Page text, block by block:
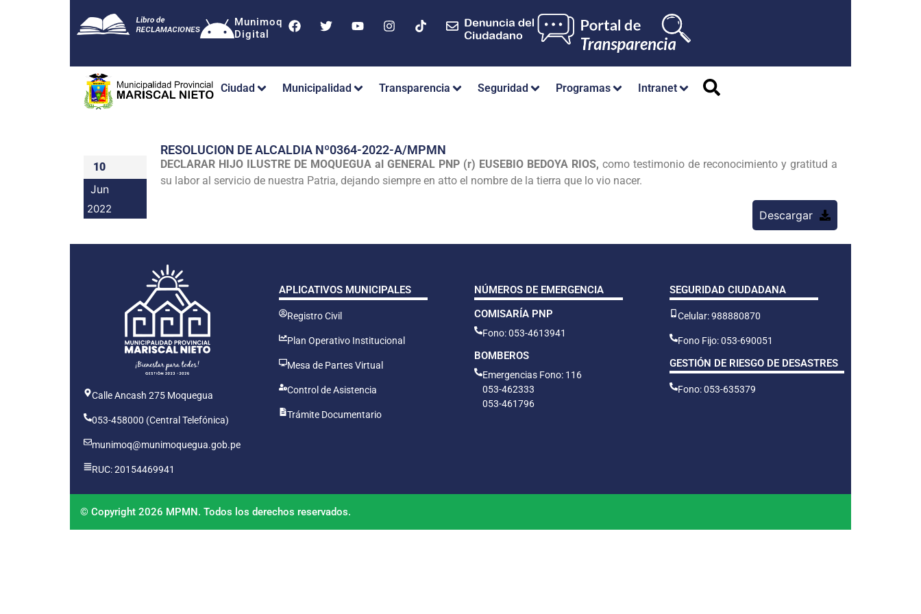
Munimoq
Digital
Ciudad Municipalidad Transparencia Seguridad Programas Intranet
10
Jun
2022
RESOLUCION DE ALCALDIA Nº0364-2022-A/MPMN
DECLARAR HIJO ILUSTRE DE MOQUEGUA al GENERAL PNP (r) EUSEBIO BEDOYA RIOS, como testimonio de reconocimiento y gratitud a
su labor al servicio de nuestra Patria, dejando siempre en atto el nombre de la tierra que lo vio nacer.
Descargar
Calle Ancash 275 Moquegua
053-458000 (Central Telefónica)
munimoq@munimoquegua.gob.pe
RUC: 20154469941
APLICATIVOS MUNICIPALES
Registro Civil
Plan Operativo Institucional
Mesa de Partes Virtual
Control de Asistencia
Trámite Documentario
NÚMEROS DE EMERGENCIA
COMISARÍA PNP
Fono: 053-4613941
BOMBEROS
Emergencias Fono: 116
053-462333
053-461796
SEGURIDAD CIUDADANA
Celular: 988880870
Fono Fijo: 053-690051
GESTIÓN DE RIESGO DE DESASTRES
Fono: 053-635379
© Copyright 2026 MPMN. Todos los derechos reservados.